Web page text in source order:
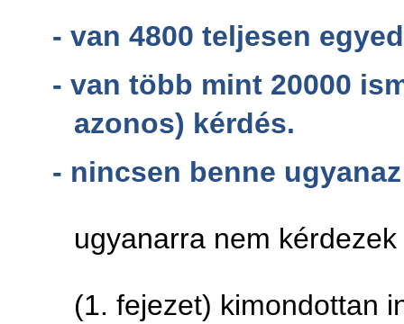
- van 4800 teljesen
- van több mint 20000
azonos) kérdés.
- nincsen benne
ugyanarra nem
(1. fejezet) kimondottan